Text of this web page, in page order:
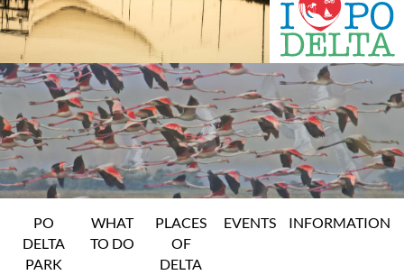
PO
DELTA
PARK
WHAT
TO DO
PLACES
OF
DELTA
EVENTS INFORMATION